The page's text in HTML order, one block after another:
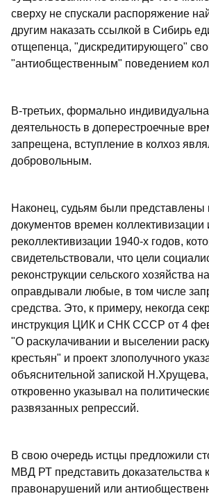
сверху не спускали распоряжение
другим наказать ссылкой в Сибирь
отщепенца, "дискредитирующего"
"антиобщественным" поведением
В-третьих, формально
деятельность в доперестроечные
запрещена, вступление в колхоз
добровольным.
Наконец, судьям были представлены
документов времен коллективизации
реколлективизации 1940-х годов,
свидетельствовали, что цели
реконструкции сельского хозяйства
оправдывали любые, в том числе
средства. Это, к примеру, некогда
инструкция ЦИК и СНК СССР от 4
"О раскулачивании и выселении
крестьян" и проект злополучного
объяснительной запиской Н.Хрущева,
откровенно указывал на
развязанных репрессий.
В свою очередь истцы предложили
МВД РТ представить доказательства
правонарушений или